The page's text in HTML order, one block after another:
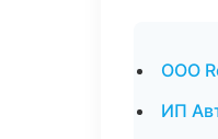
ООО
ИП